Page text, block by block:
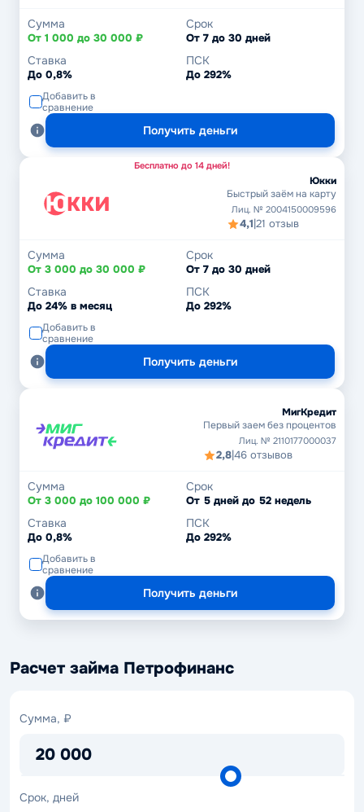
Сумма
От 1 000 до 30 000 ₽
Срок
От 7 до 30 дней
Ставка
До 0,8%
ПСК
До 292%
Добавить в
сравнение
Получить деньги
Бесплатно до 14 дней!
Юкки
Быстрый заём на карту
Лиц. № 2004150009596
4,1|21 отзыв
Сумма
От 3 000 до 30 000 ₽
Срок
От 7 до 30 дней
Ставка
До 24% в месяц
ПСК
До 292%
Добавить в
сравнение
Получить деньги
МигКредит
Первый заем без процентов
Лиц. № 2110177000037
2,8|46 отзывов
Сумма
От 3 000 до 100 000 ₽
Срок
От 5 дней до 52 недель
Ставка
До 0,8%
ПСК
До 292%
Добавить в
сравнение
Получить деньги
Расчет займа Петрофинанс
Сумма, ₽
20 000
Сумма,
Срок, дней
Срок,